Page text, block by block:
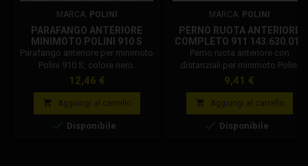
MARCA: POLINI
PARAFANGO ANTERIORE
MINIMOTO POLINI 910 S
NERO 143.800.069
Parafango anteriore per minimoto
Polini 910 S, colore nero.
Parafango anteriore originale
e RS, in versione nera. Codice
Polini: 143.800.069
Prezzo
12,46 €
 Aggiungi al carrello
 Disponibile
MARCA: POLINI
PERNO RUOTA ANTERIORE
COMPLETO 911 143.630.015
Perno ruota anteriore con
distanziali per minimoto Polini
910 / 911 per montaggio cerchi
Prezzo
9,41 €
 Aggiungi al carrello
 Disponibile